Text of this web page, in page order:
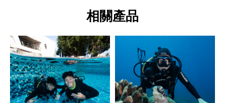
相關產品